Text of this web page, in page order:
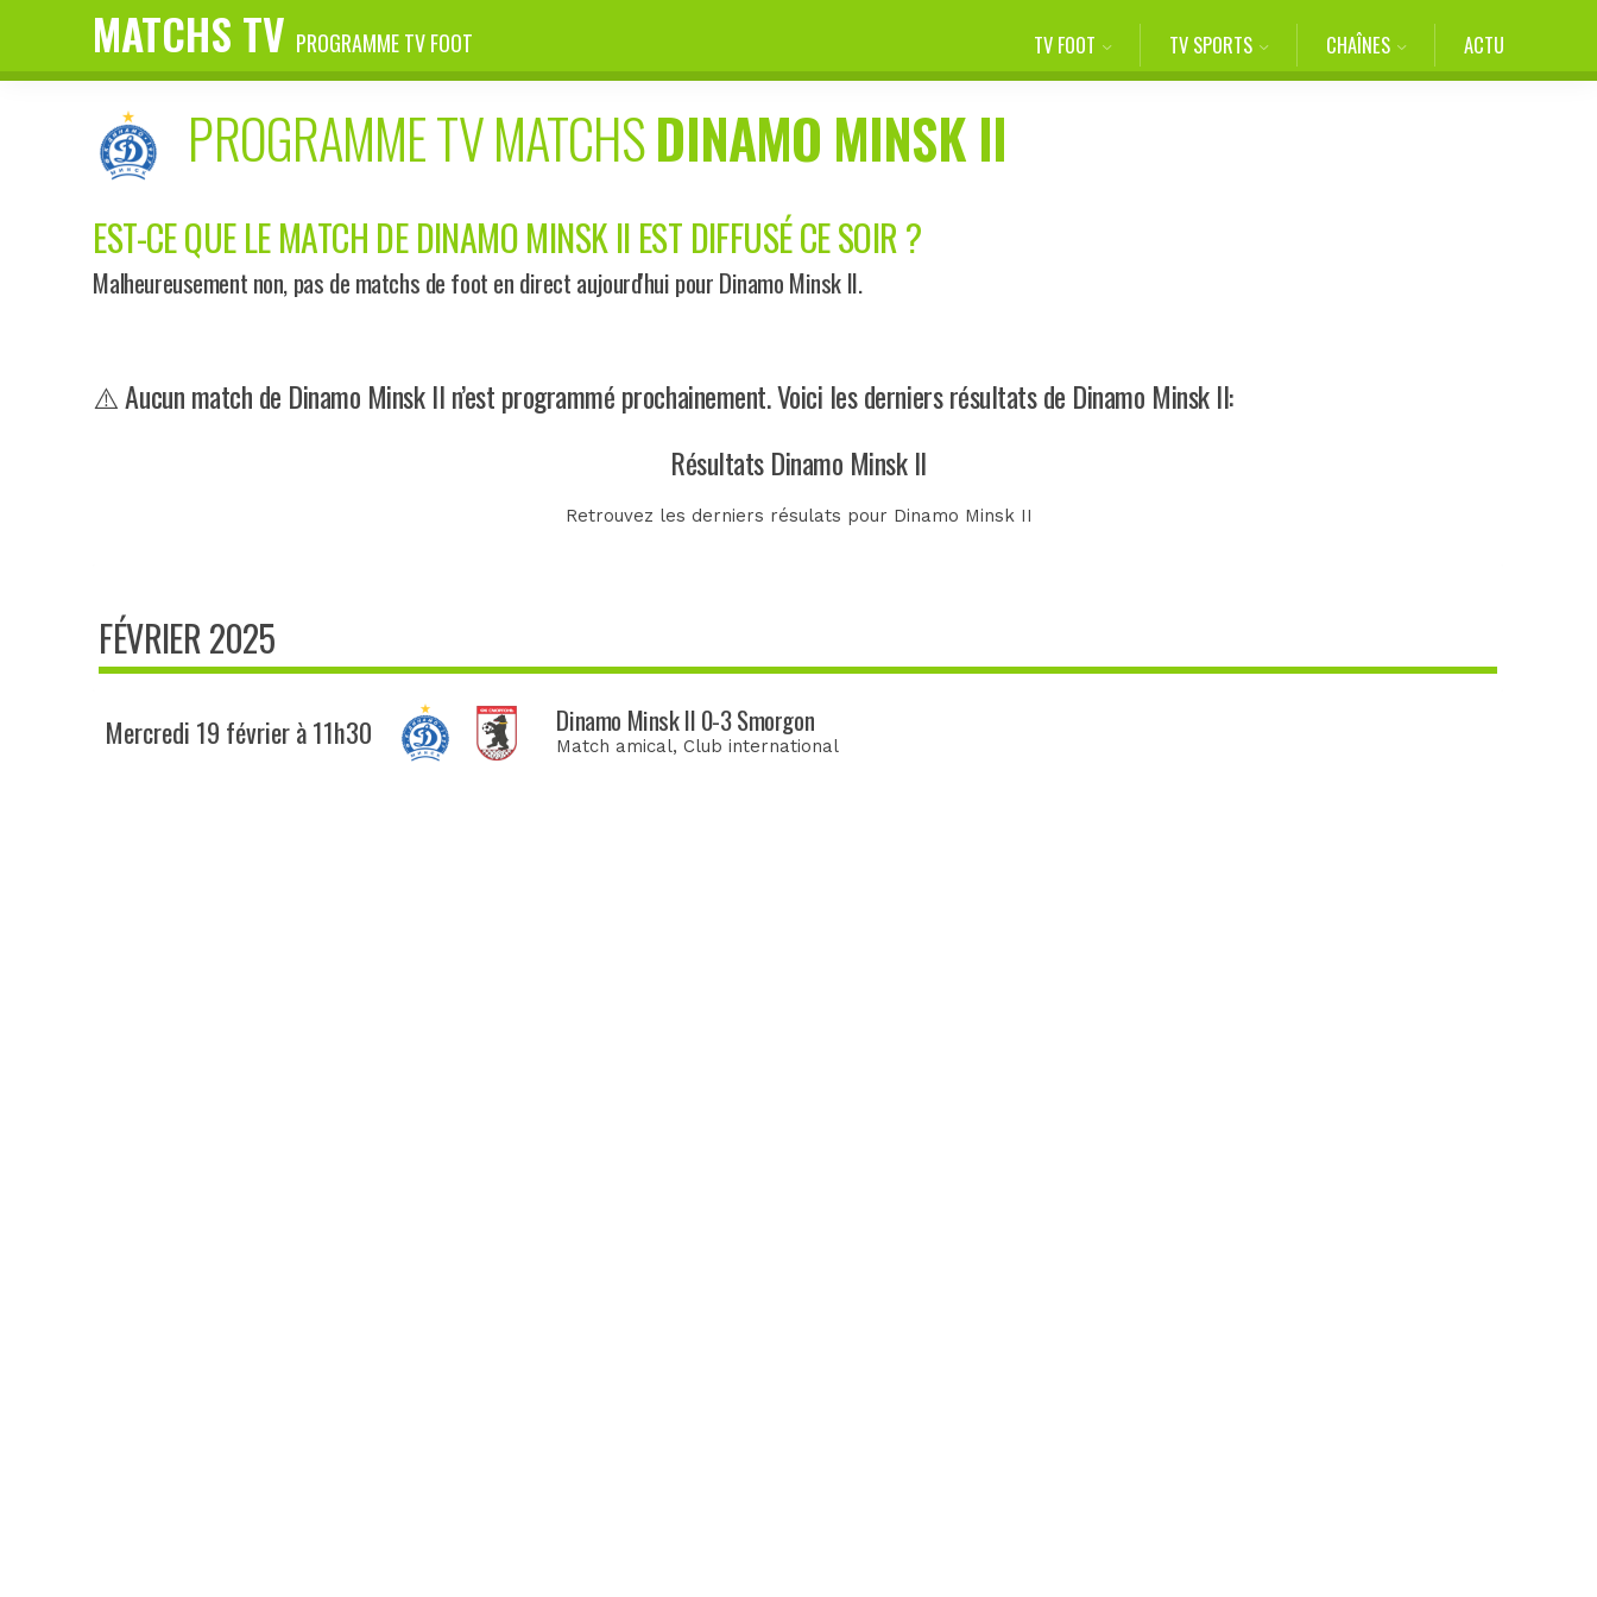
MATCHS TV PROGRAMME TV FOOT TV FOOT TV SPORTS CHAÎNES ACTU
PROGRAMME TV MATCHSDINAMO MINSK II
EST-CE QUE LE MATCH DE DINAMO MINSK II EST DIFFUSÉ CE SOIR ?
Malheureusement non, pas de matchs de foot en direct aujourd'hui pour Dinamo Minsk II.
⚠️ Aucun match de Dinamo Minsk II n’est programmé prochainement. Voici les derniers résultats de Dinamo Minsk II:
Résultats Dinamo Minsk II
Retrouvez les derniers résulats pour Dinamo Minsk II
FÉVRIER 2025
Mercredi 19 février à 11h30 Dinamo Minsk II 0-3 Smorgon
Match amical, Club international